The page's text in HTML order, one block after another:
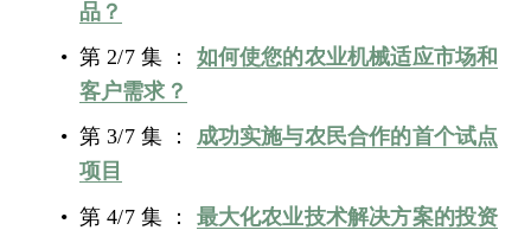
品？
第 2/7 集 ： 如何使您的农业机械适应市场和
客户需求？
第 3/7 集 ： 成功实施与农民合作的首个试点
项目
第 4/7 集 ： 最大化农业技术解决方案的投资